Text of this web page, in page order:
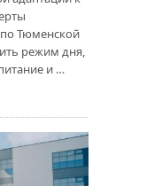
Тюменской
режим дня,
и …